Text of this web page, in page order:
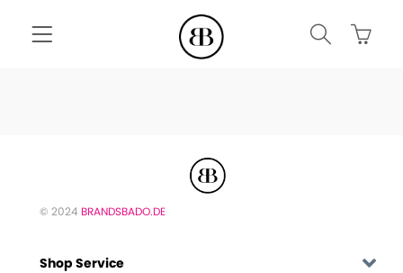
© 2024 BRANDSBADO.DE
Shop Service